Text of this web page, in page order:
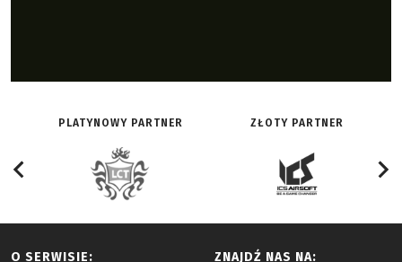
PLATYNOWY PARTNER ZŁOTY PARTNER
O SERWISIE: ZNAJDŹ NAS NA: